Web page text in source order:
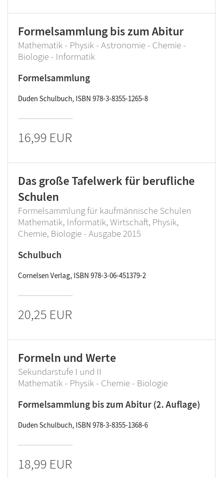
Formelsammlung bis zum Abitur
Mathematik - Physik - Astronomie - Chemie -
Biologie - Informatik
Formelsammlung
Duden Schulbuch, ISBN 978-3-8355-1265-8
16,99 EUR
Das große Tafelwerk für berufliche
Schulen
Formelsammlung für kaufmännische Schulen
Mathematik, Informatik, Wirtschaft, Physik,
Chemie, Biologie - Ausgabe 2015
Schulbuch
Cornelsen Verlag, ISBN 978-3-06-451379-2
20,25 EUR
Formeln und Werte
Sekundarstufe I und II
Mathematik - Physik - Chemie - Biologie
Formelsammlung bis zum Abitur (2. Auflage)
Duden Schulbuch, ISBN 978-3-8355-1368-6
18,99 EUR